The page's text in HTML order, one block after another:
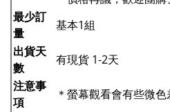
最少訂
量
基本1組
出貨天
數
有現貨 1-2天
注意事
項
＊螢幕觀看會有些微色